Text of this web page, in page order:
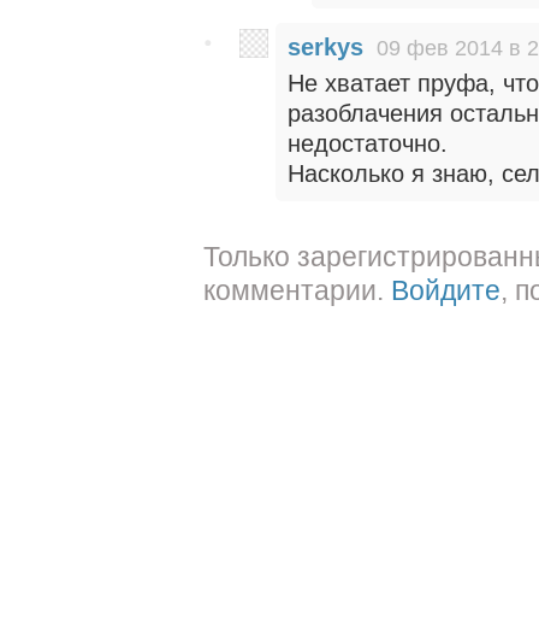
serkys 09 фев 2014 в
Не хватает пруфа,
разоблачения
недостаточно.
Насколько я знаю,
Только
комментарии. Войдите,